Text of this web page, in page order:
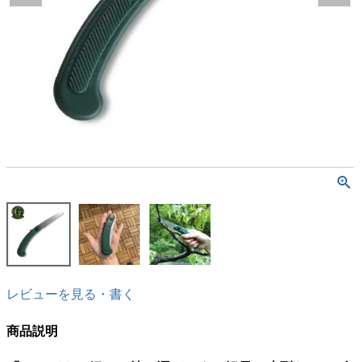
レビューを見る・書く
商品説明